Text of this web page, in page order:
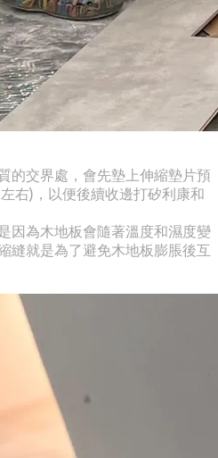
的交界處，會先墊上伸縮墊片預
右)，以便後續收邊打矽利康和
因為木地板會隨著溫度和濕度變
縫就是為了避免木地板膨脹後互